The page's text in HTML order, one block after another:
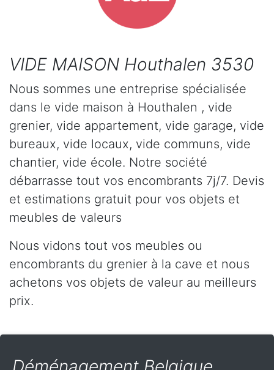
VIDE MAISON Houthalen 3530
Nous sommes une entreprise spécialisée
dans le vide maison à Houthalen , vide
grenier, vide appartement, vide garage, vide
bureaux, vide locaux, vide communs, vide
chantier, vide école. Notre société
débarrasse tout vos encombrants 7j/7. Devis
et estimations gratuit pour vos objets et
meubles de valeurs
Nous vidons tout vos meubles ou
encombrants du grenier à la cave et nous
achetons vos objets de valeur au meilleurs
prix.